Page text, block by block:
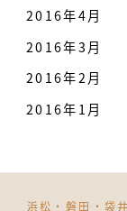
2016年4月
2016年3月
2016年2月
2016年1月
浜松・磐田・袋